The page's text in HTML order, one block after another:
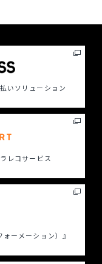
いソリューション
レコサービス
ォーメーション）』